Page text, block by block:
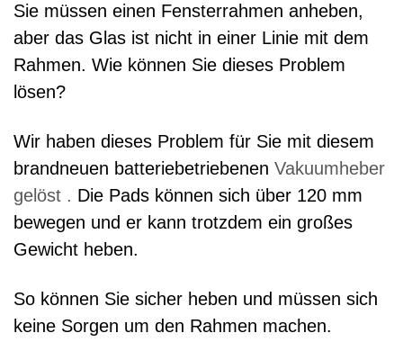
Sie müssen einen Fensterrahmen anheben,
aber das Glas ist nicht in einer Linie mit dem
Rahmen. Wie können Sie dieses Problem
lösen?
Wir haben dieses Problem für Sie mit diesem
brandneuen batteriebetriebenen Vakuumheber
gelöst . Die Pads können sich über 120 mm
bewegen und er kann trotzdem ein großes
Gewicht heben.
So können Sie sicher heben und müssen sich
keine Sorgen um den Rahmen machen.